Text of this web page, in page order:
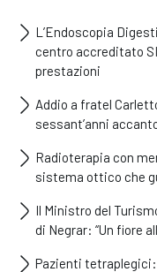
L’Endoscopia
centro accreditato
prestazioni
Addio a fratel
sessant’anni
Radioterapia con
sistema ottico che
Il Ministro del
di Negrar: “Un fiore
Pazienti